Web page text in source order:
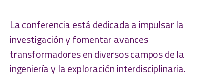
La conferencia está dedicada a impulsar la
investigación y fomentar avances
transformadores en diversos campos de la
ingeniería y la exploración interdisciplinaria.